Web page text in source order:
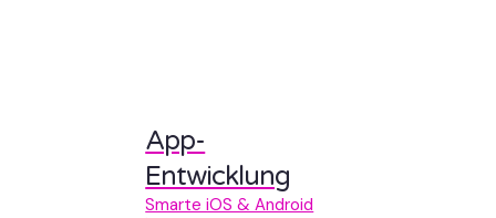
App-
Entwicklung
Smarte iOS & Android